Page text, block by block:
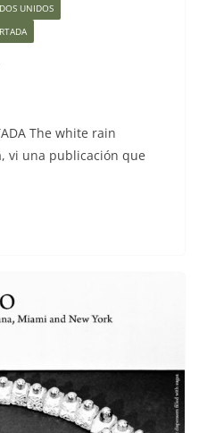
UNIDOS
The white rain
vi una publicación que